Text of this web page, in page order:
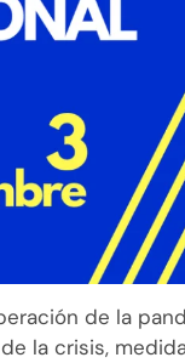
de la
la crisis,